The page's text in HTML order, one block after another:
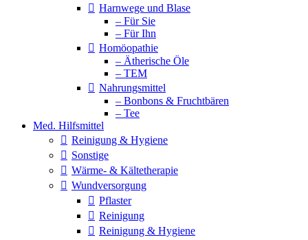
Harnwege und Blase
– Für Sie
– Für Ihn
Homöopathie
– Ätherische Öle
– TEM
Nahrungsmittel
– Bonbons & Fruchtbären
– Tee
Med. Hilfsmittel
Reinigung & Hygiene
Sonstige
Wärme- & Kältetherapie
Wundversorgung
Pflaster
Reinigung
Reinigung & Hygiene